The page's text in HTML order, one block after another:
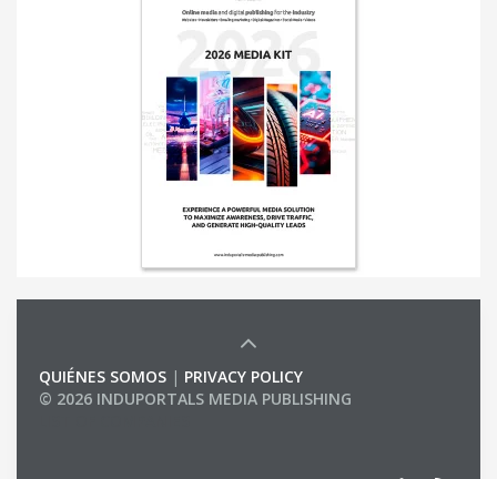
QUIÉNES SOMOS | PRIVACY POLICY
© 2026 INDUPORTALS MEDIA PUBLISHING